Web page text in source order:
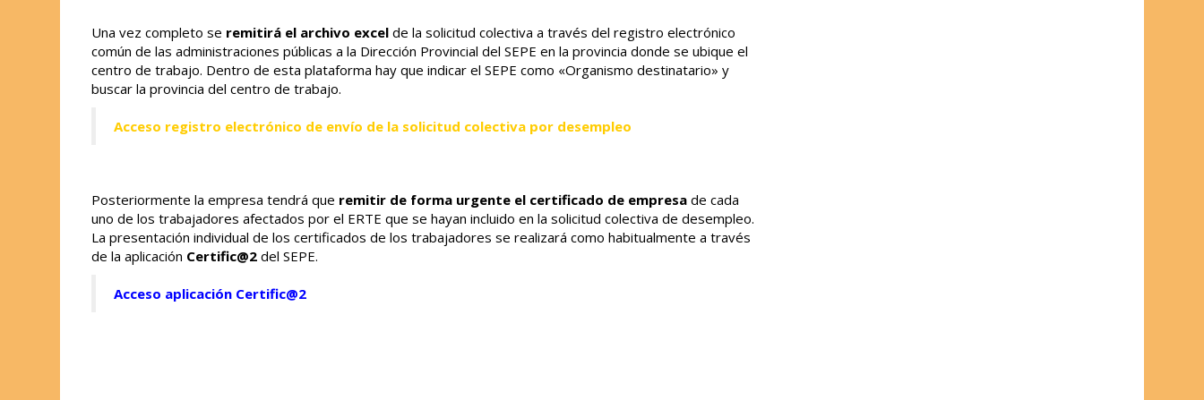
Una vez completo se remitirá el archivo excel de la solicitud colectiva a través del registro electrónico
común de las administraciones públicas a la Dirección Provincial del SEPE en la provincia donde se ubique el
centro de trabajo. Dentro de esta plataforma hay que indicar el SEPE como «Organismo destinatario» y
buscar la provincia del centro de trabajo.
Acceso registro electrónico de envío de la solicitud colectiva por desempleo
Posteriormente la empresa tendrá que remitir de forma urgente el certificado de empresa de cada
uno de los trabajadores afectados por el ERTE que se hayan incluido en la solicitud colectiva de desempleo.
La presentación individual de los certificados de los trabajadores se realizará como habitualmente a través
de la aplicación Certific@2 del SEPE.
Acceso aplicación Certific@2